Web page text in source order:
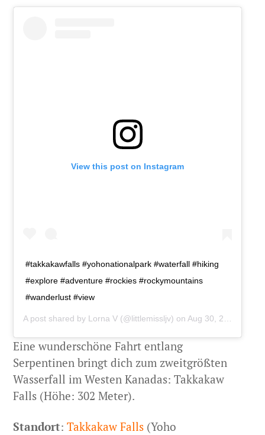
View this post on Instagram
#takkakawfalls #yohonationalpark #waterfall #hiking
#explore #adventure #rockies #rockymountains
#wanderlust #view
A post shared by Lorna V (@littlemissljv) on Aug 30, 2016 at 11:00am PDT
Eine wunderschöne Fahrt entlang
Serpentinen bringt dich zum zweitgrößten
Wasserfall im Westen Kanadas: Takkakaw
Falls (Höhe: 302 Meter).
Standort:Takkakaw Falls (Yoho